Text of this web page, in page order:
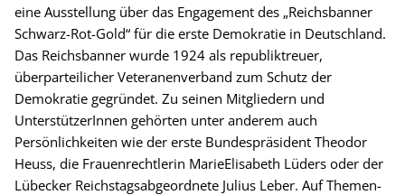
eine Ausstellung über das Engagement des „Reichsbanner
Schwarz-Rot-Gold“ für die erste Demokratie in Deutschland.
Das Reichsbanner wurde 1924 als republiktreuer,
überparteilicher Veteranenverband zum Schutz der
Demokratie gegründet. Zu seinen Mitgliedern und
UnterstützerInnen gehörten unter anderem auch
Persönlichkeiten wie der erste Bundespräsident Theodor
Heuss, die Frauenrechtlerin MarieElisabeth Lüders oder der
Lübecker Reichstagsabgeordnete Julius Leber. Auf Themen-